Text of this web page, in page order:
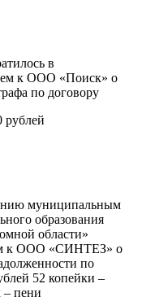
в
к ООО «Поиск» о
по договору
рублей
муниципальным
образования
области»
к ООО «СИНТЕЗ» о
по
52 копейки –
– пени